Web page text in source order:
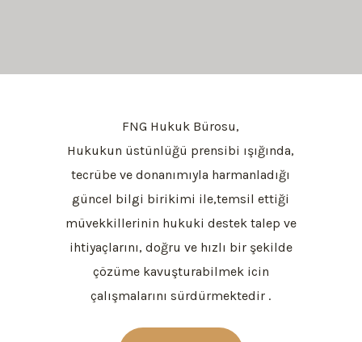
FNG Hukuk Bürosu,
Hukukun üstünlüğü prensibi ışığında,
tecrübe ve donanımıyla harmanladığı
güncel bilgi birikimi ile,temsil ettiği
müvekkillerinin hukuki destek talep ve
ihtiyaçlarını, doğru ve hızlı bir şekilde
çözüme kavuşturabilmek icin
çalışmalarını sürdürmektedir .